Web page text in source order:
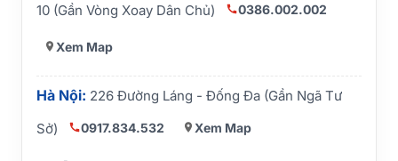
10 (Gần Vòng Xoay Dân Chủ)
0386.002.002
Xem Map
Hà Nội: 226 Đường Láng - Đống Đa (Gần Ngã Tư
Sở)
0917.834.532 Xem Map